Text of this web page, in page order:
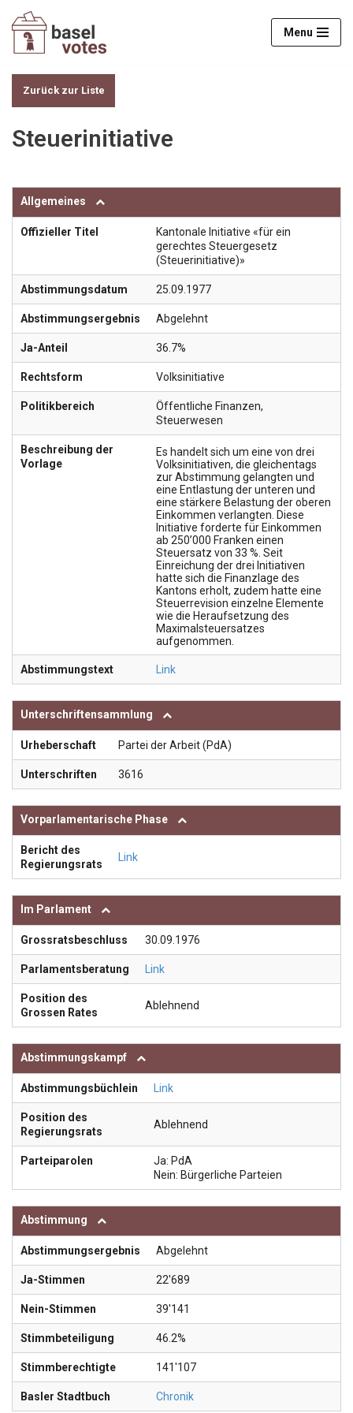
Zum
Menu
Zurück zur Liste
Steuerinitiative
Allgemeines
Offizieller Titel
Kantonale Initiative «für ein
gerechtes Steuergesetz
(Steuerinitiative)»
Abstimmungsdatum 25.09.1977
Abstimmungsergebnis Abgelehnt
Ja-Anteil 36.7%
Rechtsform Volksinitiative
Politikbereich Öffentliche Finanzen,
Steuerwesen
Beschreibung der
Vorlage
Es handelt sich um eine von drei
Volksinitiativen, die gleichentags
zur Abstimmung gelangten und
eine Entlastung der unteren und
eine stärkere Belastung der oberen
Einkommen verlangten. Diese
Initiative forderte für Einkommen
ab 250’000 Franken einen
Steuersatz von 33 %. Seit
Einreichung der drei Initiativen
hatte sich die Finanzlage des
Kantons erholt, zudem hatte eine
Steuerrevision einzelne Elemente
wie die Heraufsetzung des
Maximalsteuersatzes
aufgenommen.
Abstimmungstext Link
Unterschriftensammlung
Urheberschaft Partei der Arbeit (PdA)
Unterschriften 3616
Vorparlamentarische Phase
Bericht des
Regierungsrats
Link
Im Parlament
Grossratsbeschluss 30.09.1976
Parlamentsberatung Link
Position des
Grossen Rates
Ablehnend
Abstimmungskampf
Abstimmungsbüchlein Link
Position des
Regierungsrats
Ablehnend
Parteiparolen
Ja: PdA
Nein: Bürgerliche Parteien
Abstimmung
Abstimmungsergebnis Abgelehnt
Ja-Stimmen 22'689
Nein-Stimmen 39'141
Stimmbeteiligung 46.2%
Stimmberechtigte 141'107
Basler Stadtbuch Chronik